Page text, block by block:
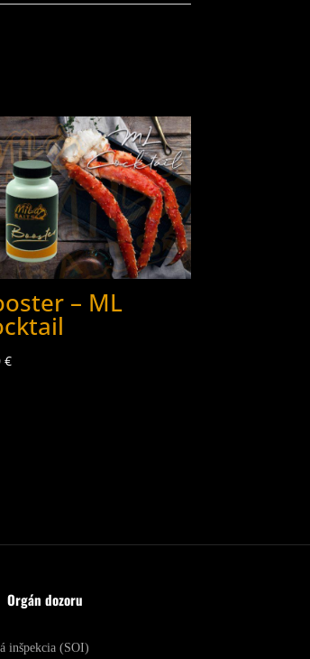
– ML
€
Orgán dozoru
inšpekcia (SOI)